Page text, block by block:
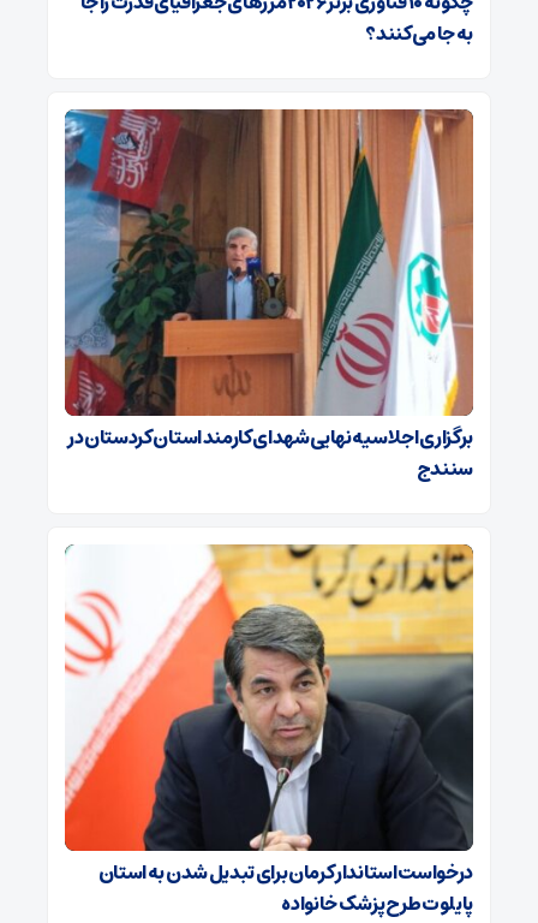
به جا می‌کنند؟
برگزاری اجلاسیه نهایی شهدای کارمند استان کردستان در
سنندج
درخواست استاندار کرمان برای تبدیل شدن به استان
پایلوت طرح پزشک خانواده